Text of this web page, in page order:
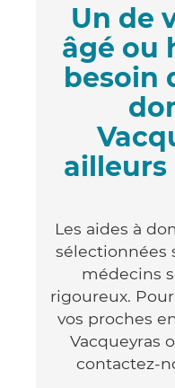
Un de
âgé ou
besoin
ailleurs
Les aides à
sélectionnées
médecins
rigoureux.
vos proches
Vacqueyras
contactez-